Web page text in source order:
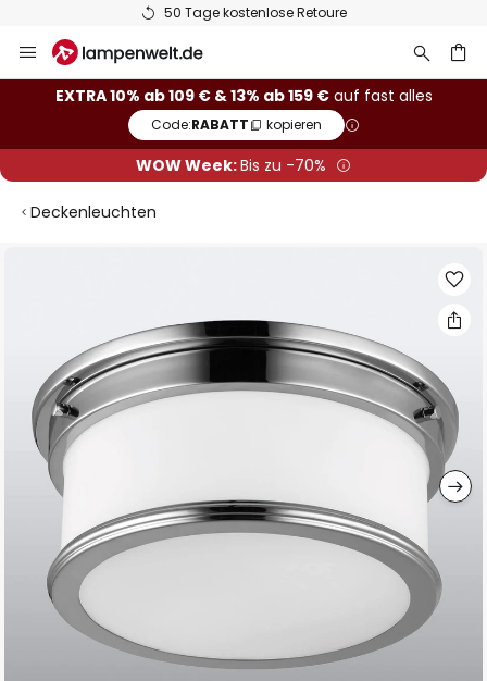
50 Tage kostenlose Retoure
Inhalt
springen
EXTRA 10% ab 109 € & 13% ab 159 €auf fast alles
Code:RABATT kopieren
WOW Week:Bis zu -70%
Deckenleuchten
springen